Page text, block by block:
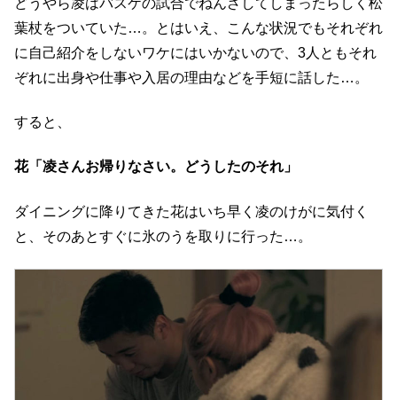
葉杖をついていた…。とはいえ、こんな状況でもそれぞれ
に自己紹介をしないワケにはいかないので、3人ともそれ
ぞれに出身や仕事や入居の理由などを手短に話した…。
すると、
花「凌さんお帰りなさい。どうしたのそれ」
ダイニングに降りてきた花はいち早く凌のけがに気付く
と、そのあとすぐに氷のうを取りに行った…。